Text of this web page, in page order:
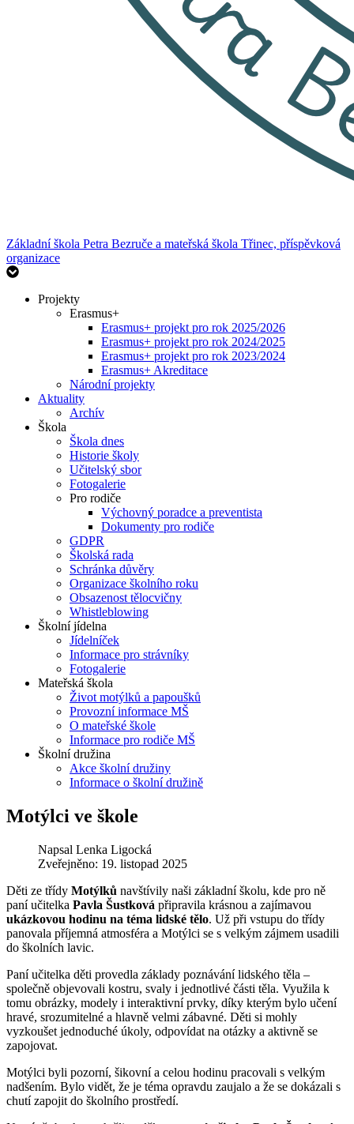
Základní škola Petra Bezruče a mateřská škola Třinec, příspěvková
organizace
Projekty
Erasmus+
Erasmus+ projekt pro rok 2025/2026
Erasmus+ projekt pro rok 2024/2025
Erasmus+ projekt pro rok 2023/2024
Erasmus+ Akreditace
Národní projekty
Aktuality
Archív
Škola
Škola dnes
Historie školy
Učitelský sbor
Fotogalerie
Pro rodiče
Výchovný poradce a preventista
Dokumenty pro rodiče
GDPR
Školská rada
Schránka důvěry
Organizace školního roku
Obsazenost tělocvičny
Whistleblowing
Školní jídelna
Jídelníček
Informace pro strávníky
Fotogalerie
Mateřská škola
Život motýlků a papoušků
Provozní informace MŠ
O mateřské škole
Informace pro rodiče MŠ
Školní družina
Akce školní družiny
Informace o školní družině
Motýlci ve škole
Napsal Lenka Ligocká
Zveřejněno: 19. listopad 2025
Děti ze třídy Motýlků navštívily naši základní školu, kde pro ně
paní učitelka Pavla Šustková připravila krásnou a zajímavou
ukázkovou hodinu na téma lidské tělo. Už při vstupu do třídy
panovala příjemná atmosféra a Motýlci se s velkým zájmem usadili
do školních lavic.
Paní učitelka děti provedla základy poznávání lidského těla –
společně objevovali kostru, svaly i jednotlivé části těla. Využila k
tomu obrázky, modely i interaktivní prvky, díky kterým bylo učení
hravé, srozumitelné a hlavně velmi zábavné. Děti si mohly
vyzkoušet jednoduché úkoly, odpovídat na otázky a aktivně se
zapojovat.
Motýlci byli pozorní, šikovní a celou hodinu pracovali s velkým
nadšením. Bylo vidět, že je téma opravdu zaujalo a že se dokázali s
chutí zapojit do školního prostředí.